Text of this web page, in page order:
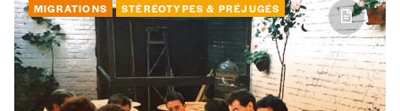
Localité
Je souhaite recevoir une facture
MIGRATIONS STÉRÉOTYPES & PRÉJUGÉS